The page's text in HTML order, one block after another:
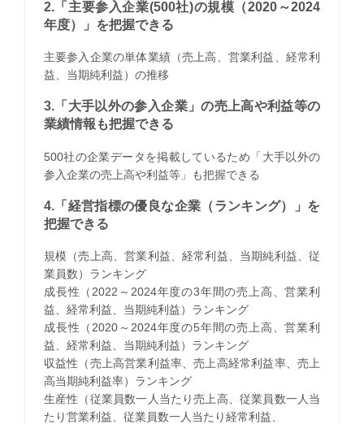
2.「主要参入企業(500社)の規模（2020～2024
年度）」を把握できる
主要参入企業の単体業績（売上高、営業利益、経常利
益、当期純利益）の推移
3.「大手以外の参入企業」の売上高や利益等の
業績情報も把握できる
500社の企業データを掲載しているため「大手以外の
参入企業の売上高や利益等」も把握できる
4.「経営指標の優良な企業（ランキング）」を
把握できる
規模（売上高、営業利益、経常利益、当期純利益、従
業員数）ランキング
成長性（2022～2024年度の3年間の売上高、営業利
益、経常利益、当期純利益）ランキング
成長性（2020～2024年度の5年間の売上高、営業利
益、経常利益、当期純利益）ランキング
収益性（売上高営業利益率、売上高経常利益率、売上
高当期純利益率）ランキング
生産性（従業員数一人当たり売上高、従業員数一人当
たり営業利益、従業員数一人当たり経常利益、